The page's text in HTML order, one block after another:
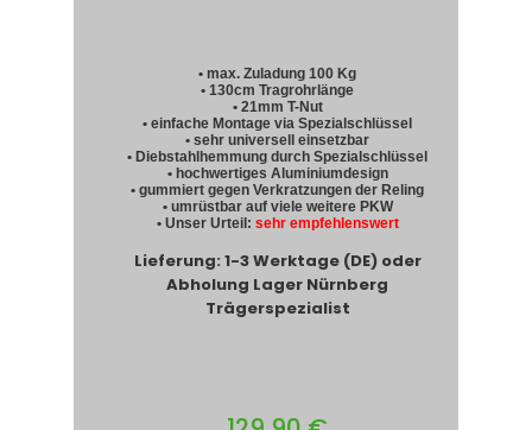
• max. Zuladung 100 Kg
• 130cm Tragrohrlänge
• 21mm T-Nut
• einfache Montage via Spezialschlüssel
• sehr universell einsetzbar
• Diebstahlhemmung durch Spezialschlüssel
• hochwertiges Aluminiumdesign
• gummiert gegen Verkratzungen der Reling
• umrüstbar auf viele weitere PKW
• Unser Urteil: sehr empfehlenswert
Lieferung: 1-3 Werktage (DE) oder
Abholung Lager Nürnberg
Trägerspezialist